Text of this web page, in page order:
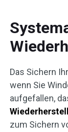
Das Sichern
wenn Sie
aufgefallen,
zum Sichern